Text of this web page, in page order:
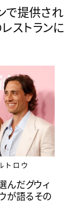
で提供され
ストランに
トロウ
んだグウィ
が語るその